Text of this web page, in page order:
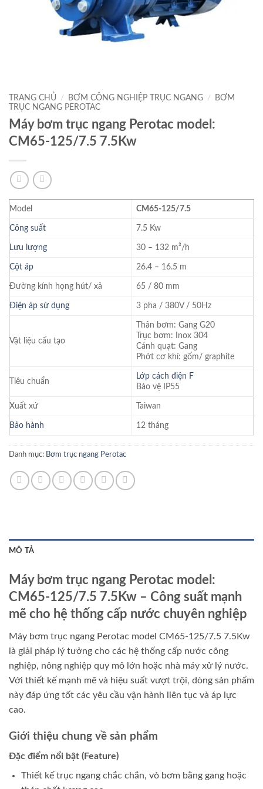
TRANG CHỦ / BƠM CÔNG NGHIỆP TRỤC NGANG /
BƠM
TRỤC NGANG PEROTAC
Máy bơm trục ngang Perotac model:
CM65-125/7.5 7.5Kw
Model CM65-125/7.5
Công suất 7.5 Kw
Lưu lượng 30 – 132 m³/h
Cột áp 26.4 – 16.5 m
Đường kính họng hút/ xả 65 / 80 mm
Điện áp sử dụng 3 pha / 380V / 50Hz
Vật liệu cấu tạo
Thân bơm: Gang G20
Trục bơm: Inox 304
Cánh quạt: Gang
Phớt cơ khí: gốm/ graphite
Tiêu chuẩn
Lớp cách điện F
Bảo vệ IP55
Xuất xứ Taiwan
Bảo hành 12 tháng
Danh mục: Bơm trục ngang Perotac
MÔ TẢ
Máy bơm trục ngang Perotac model:
CM65-125/7.5 7.5Kw – Công suất mạnh
mẽ cho hệ thống cấp nước chuyên nghiệp
Máy bơm trục ngang Perotac model CM65-125/7.5 7.5Kw
là giải pháp lý tưởng cho các hệ thống cấp nước công
nghiệp, nông nghiệp quy mô lớn hoặc nhà máy xử lý nước.
Với thiết kế mạnh mẽ và hiệu suất vượt trội, dòng sản phẩm
này đáp ứng tốt các yêu cầu vận hành liên tục và áp lực
cao.
Giới thiệu chung về sản phẩm
Đặc điểm nổi bật (Feature)
Thiết kế trục ngang chắc chắn, vỏ bơm bằng gang hoặc